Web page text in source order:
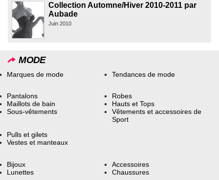
Collection Automne/Hiver 2010-2011 par
Aubade
Juin 2010
MODE
Marques de mode Tendances de mode
Pantalons
Maillots de bain
Sous-vêtements
Robes
Hauts et Tops
Vêtements et accessoires de
Sport
Pulls et gilets
Vestes et manteaux
Bijoux
Lunettes
Accessoires
Chaussures